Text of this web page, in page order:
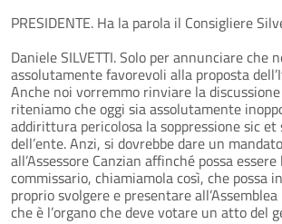
PRESIDENTE. Ha la parola il Consigliere
Daniele SILVETTI. Solo per annunciare che
assolutamente favorevoli alla proposta
Anche noi vorremmo rinviare la
riteniamo che oggi sia assolutamente
addirittura pericolosa la soppressione sic
dell’ente. Anzi, si dovrebbe dare un
all’Assessore Canzian affinché possa
commissario, chiamiamola così, che possa
proprio svolgere e presentare
che è l’organo che deve votare un atto del